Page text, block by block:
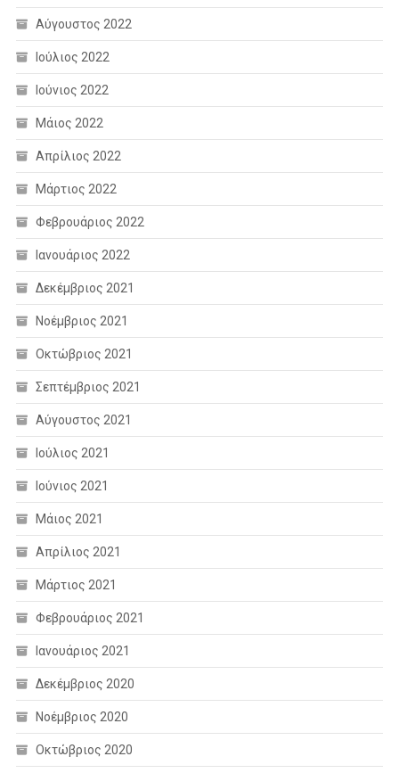
Αύγουστος 2022
Ιούλιος 2022
Ιούνιος 2022
Μάιος 2022
Απρίλιος 2022
Μάρτιος 2022
Φεβρουάριος 2022
Ιανουάριος 2022
Δεκέμβριος 2021
Νοέμβριος 2021
Οκτώβριος 2021
Σεπτέμβριος 2021
Αύγουστος 2021
Ιούλιος 2021
Ιούνιος 2021
Μάιος 2021
Απρίλιος 2021
Μάρτιος 2021
Φεβρουάριος 2021
Ιανουάριος 2021
Δεκέμβριος 2020
Νοέμβριος 2020
Οκτώβριος 2020